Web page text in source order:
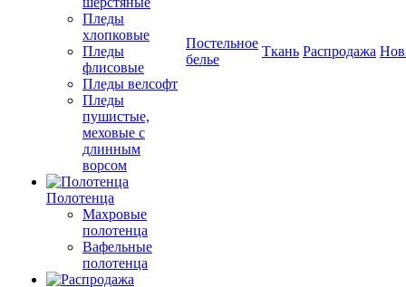
Пледы
хлопковые
Пледы
флисовые
Пледы велсофт
Пледы
пушистые,
меховые с
длинным
ворсом
Полотенца
Махровые
полотенца
Вафельные
полотенца
Постельное
белье
Ткань Распродажа